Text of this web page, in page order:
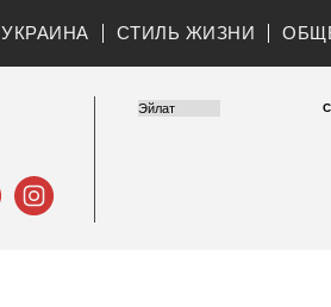
УКРАИНА СТИЛЬ ЖИЗНИ